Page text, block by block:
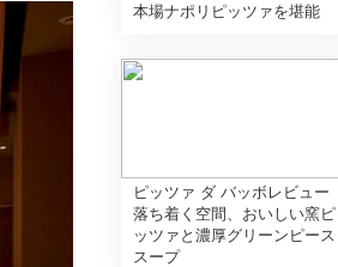
本場ナポリピッツァを堪能
ピッツァ ダ バッボレビュー
落ち着く空間、おいしい窯ピ
ッツァと濃厚グリーンピース
スープ